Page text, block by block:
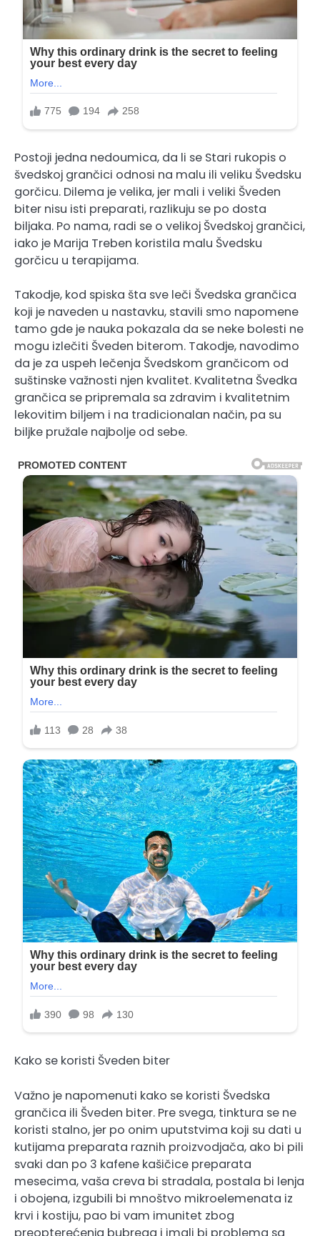
Postoji jedna nedoumica, da li se Stari rukopis o
švedskoj grančici odnosi na malu ili veliku Švedsku
gorčicu. Dilema je velika, jer mali i veliki Šveden
biter nisu isti preparati, razlikuju se po dosta
biljaka. Po nama, radi se o velikoj Švedskoj grančici,
iako je Marija Treben koristila malu Švedsku
gorčicu u terapijama.
Takodje, kod spiska šta sve leči Švedska grančica
koji je naveden u nastavku, stavili smo napomene
tamo gde je nauka pokazala da se neke bolesti ne
mogu izlečiti Šveden biterom. Takodje, navodimo
da je za uspeh lečenja Švedskom grančicom od
suštinske važnosti njen kvalitet. Kvalitetna Švedka
grančica se pripremala sa zdravim i kvalitetnim
lekovitim biljem i na tradicionalan način, pa su
biljke pružale najbolje od sebe.
Kako se koristi Šveden biter
Važno je napomenuti kako se koristi Švedska
grančica ili Šveden biter. Pre svega, tinktura se ne
koristi stalno, jer po onim uputstvima koji su dati u
kutijama preparata raznih proizvodjača, ako bi pili
svaki dan po 3 kafene kašičice preparata
mesecima, vaša creva bi stradala, postala bi lenja
i obojena, izgubili bi mnoštvo mikroelemenata iz
krvi i kostiju, pao bi vam imunitet zbog
preopterećenja bubrega i imali bi problema sa